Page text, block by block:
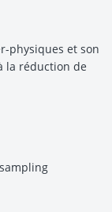
physiques et son
la réduction de